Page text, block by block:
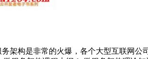
架构是非常的火爆，各个大型互联网公